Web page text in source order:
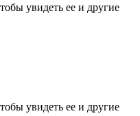
увидеть ее и другие
увидеть ее и другие